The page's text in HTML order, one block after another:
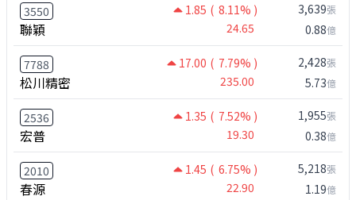
3550 1.85 ( 8.11% )
聯穎 24.65
3,639張
0.88億
7788 17.00 ( 7.79% )
松川精密 235.00
2,428張
5.73億
2536 1.35 ( 7.52% )
宏普 19.30
1,955張
0.38億
2010 1.45 ( 6.75% )
春源 22.90
5,218張
1.19億